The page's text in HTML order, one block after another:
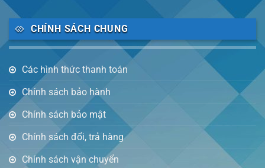
CHÍNH SÁCH CHUNG
Các hình thức thanh toán
Chính sách bảo hành
Chính sách bảo mật
Chính sách đổi, trả hàng
Chính sách vận chuyển